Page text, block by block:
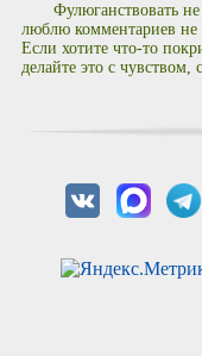
Фулюганствовать
люблю комментариев
Если хотите что-то
делайте это с чувством,